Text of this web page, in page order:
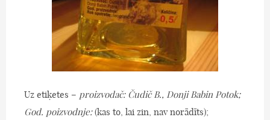
Uz etiķetes – proizvodač: Čudič B., Donji Babin Potok;
God. poizvodnje:(kas to, lai zin, nav norādīts);